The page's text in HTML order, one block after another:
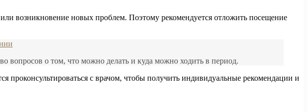
возникновение новых проблем. Поэтому рекомендуется отложить посещение
о том, что можно делать и куда можно ходить в период.
с врачом, чтобы получить индивидуальные рекомендации и